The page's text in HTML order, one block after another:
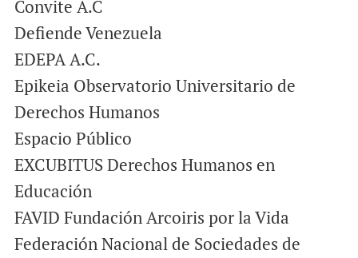
Convite A.C
Defiende Venezuela
EDEPA A.C.
Epikeia Observatorio Universitario de
Derechos Humanos
Espacio Público
EXCUBITUS Derechos Humanos en
Educación
FAVID Fundación Arcoiris por la Vida
Federación Nacional de Sociedades de